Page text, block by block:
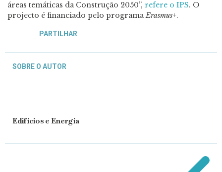
áreas temáticas da Construção 2050”, refere o IPS. O
projecto é financiado pelo programaErasmus+.
PARTILHAR
SOBRE O AUTOR
Edifícios e Energia